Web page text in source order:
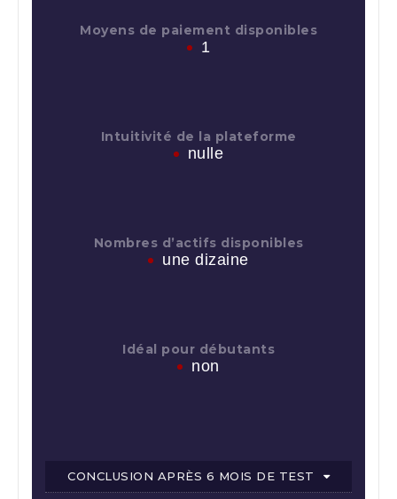
Moyens de paiement disponibles
1
Intuitivité de la plateforme
nulle
Nombres d’actifs disponibles
une dizaine
Idéal pour débutants
non
CONCLUSION APRÈS 6 MOIS DE TEST